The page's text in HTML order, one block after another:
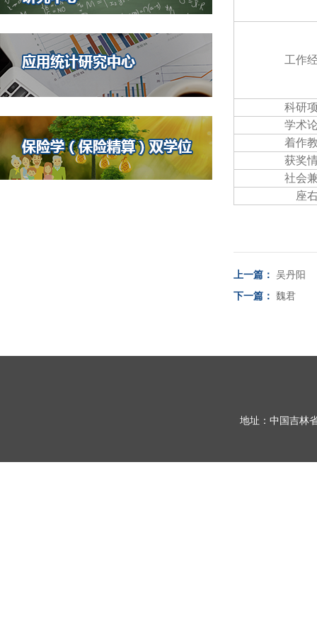
工作
科研
学术
着作
获奖
社会
座
上一篇： 吴丹阳
下一篇： 魏君
地址：中国吉林